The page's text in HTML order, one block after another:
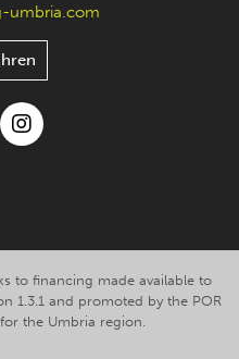
umbria.com
to financing made available to
1.3.1 and promoted by the POR
the Umbria region.